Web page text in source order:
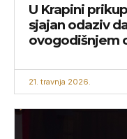
U Krapini
sjajan odaziv
ovogodišnjem
21. travnja 2026.